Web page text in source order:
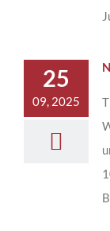
25
09, 2025